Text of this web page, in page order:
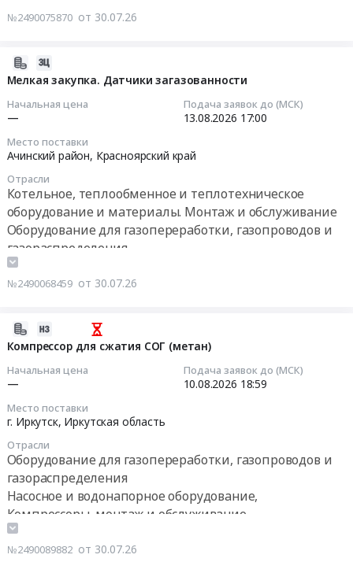
№2490075870 от 30.07.26
Мелкая закупка. Датчики загазованности
Начальная цена
—
Подача заявок до (МСК)
13.08.2026 17:00
Место поставки
Ачинский район, Красноярский край
Отрасли
Котельное, теплообменное и теплотехническое
оборудование и материалы. Монтаж и обслуживание
Оборудование для газопереработки, газопроводов и
газораспределения
Контрольно-измерительные приборы и автоматика,
монтаж и обслуживание
видеонаблюдение, средства контроля доступа
№2490068459 от 30.07.26
Компрессор для сжатия СОГ (метан)
Начальная цена
—
Подача заявок до (МСК)
10.08.2026 18:59
Место поставки
г. Иркутск, Иркутская область
Отрасли
Оборудование для газопереработки, газопроводов и
газораспределения
Насосное и водонапорное оборудование,
Компрессоры, монтаж и обслуживание
№2490089882 от 30.07.26